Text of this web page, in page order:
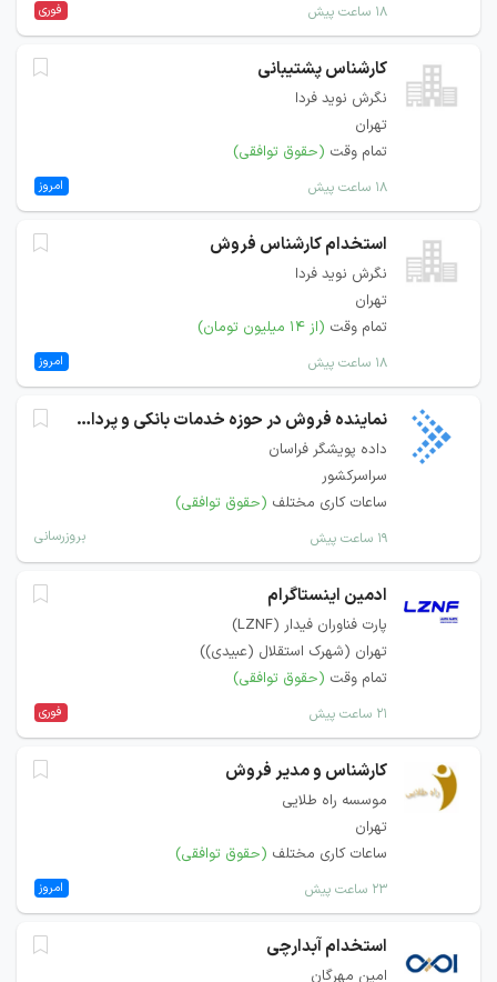
۱۸ ساعت پیش فوری
کارشناس پشتیبانی
نگرش نوید فردا
تهران
تمام وقت (حقوق توافقی)
۱۸ ساعت پیش امروز
استخدام کارشناس فروش
نگرش نوید فردا
تهران
تمام وقت (از ۱۴ میلیون تومان)
۱۸ ساعت پیش امروز
نماینده فروش در حوزه خدمات بانکی و پرداخت
داده پویشگر فراسان
سراسرکشور
ساعات کاری مختلف (حقوق توافقی)
۱۹ ساعت پیش بروزرسانی
ادمین اینستاگرام
پارت فناوران فیدار (LZNF)
تهران (شهرک استقلال (عبیدی))
تمام وقت (حقوق توافقی)
۲۱ ساعت پیش فوری
کارشناس و مدیر فروش
موسسه راه طلایی
تهران
ساعات کاری مختلف (حقوق توافقی)
۲۳ ساعت پیش امروز
استخدام آبدارچی
امین مهرگان